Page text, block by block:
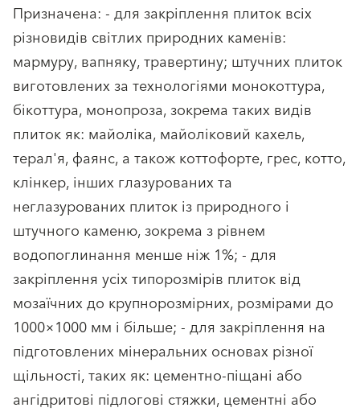
Призначена: - для закріплення плиток всіх
різновидів світлих природних каменів:
мармуру, вапняку, травертину; штучних плиток
виготовлених за технологіями монокоттура,
бікоттура, монопроза, зокрема таких видів
плиток як: майоліка, майоліковий кахель,
терал'я, фаянс, а також коттофорте, грес, котто,
клінкер, інших глазурованих та
неглазурованих плиток із природного і
штучного каменю, зокрема з рівнем
водопоглинання менше ніж 1%; - для
закріплення усіх типорозмірів плиток від
мозаїчних до крупнорозмірних, розмірами до
1000×1000 мм і більше; - для закріплення на
підготовлених мінеральних основах різної
щільності, таких як: цементно-піщані або
ангідритові підлогові стяжки, цементні або